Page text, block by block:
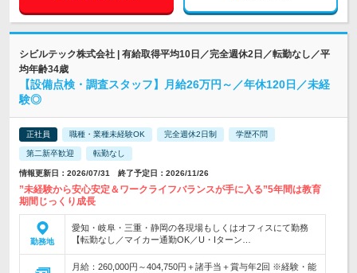
シビルテック株式会社 | 有給取得平均10日／完全週休2日／転勤なし／平
均年齢34歳
【設備点検・調査スタッフ】月給26万円～／年休120日／未経
験◎
正社員 職種・業種未経験OK 完全週休2日制 学歴不問
第二新卒歓迎 転勤なし
情報更新日：2026/07/31 終了予定日：2026/11/26
”未経験から安心安定＆ワークライフバランスが手に入る”5年間は教育
期間じっくり成長
勤務地
愛知・岐阜・三重・静岡の各現場もしくはオフィスにて勤務
【転勤なし／マイカー通勤OK／U・Iターン…
月給：260,000円～404,750円＋諸手当＋賞与年2回 ※経験・能